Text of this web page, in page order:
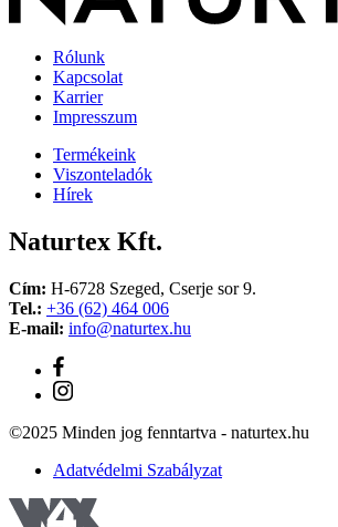
Rólunk
Kapcsolat
Karrier
Impresszum
Termékeink
Viszonteladók
Hírek
Naturtex Kft.
Cím: H-6728 Szeged, Cserje sor 9.
Tel.: +36 (62) 464 006
E-mail: info@naturtex.hu
©2025 Minden jog fenntartva - naturtex.hu
Adatvédelmi Szabályzat